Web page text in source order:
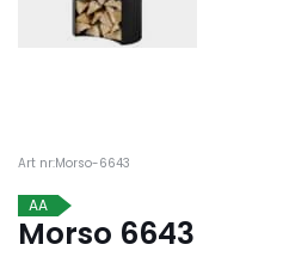
Art nr:Morso-6643
AA
Morso 6643